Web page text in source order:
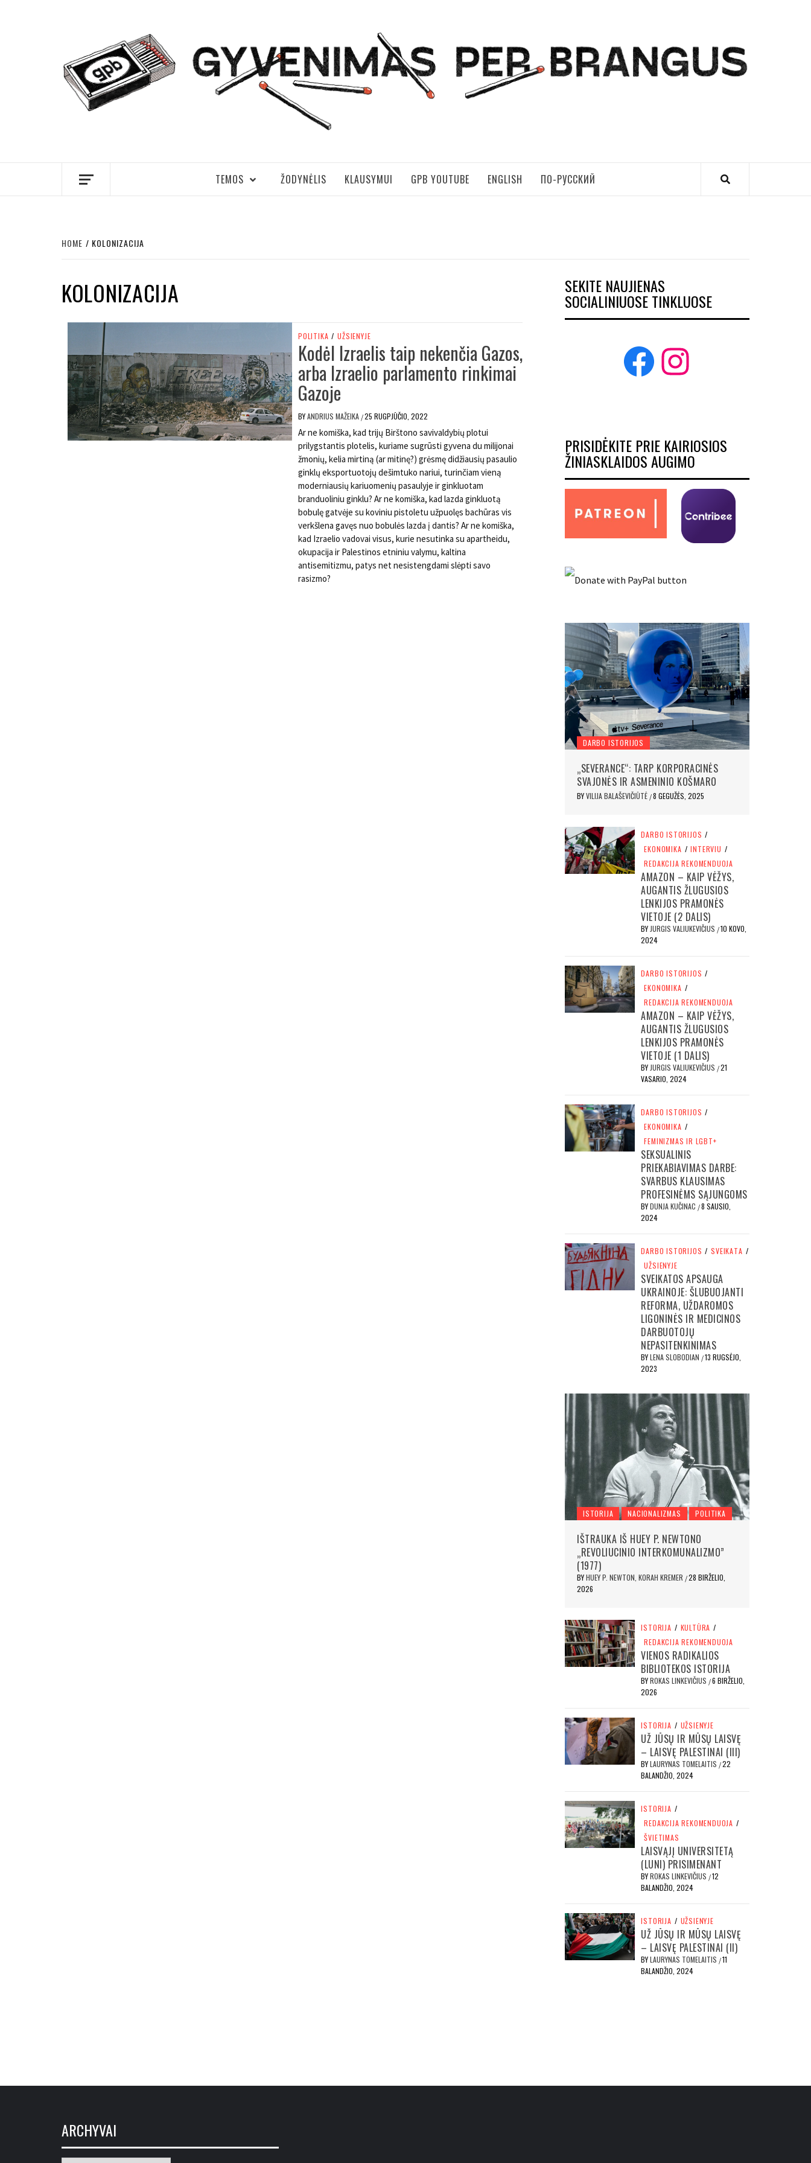
TEMOS ŽODYNĖLIS KLAUSYMUI GPB YOUTUBE ENGLISH ПО-РУССКИЙ
HOME KOLONIZACIJA
KOLONIZACIJA
POLITIKA / UŽSIENYJE
Kodėl Izraelis taip nekenčia Gazos,
arba Izraelio parlamento rinkimai
Gazoje
BYANDRIUS MAŽEIKA /25 RUGPJŪČIO, 2022
Ar ne komiška, kad trijų Birštono savivaldybių plotui
prilygstantis plotelis, kuriame sugrūsti gyvena du milijonai
žmonių, kelia mirtiną (ar mitinę?) grėsmę didžiausių pasaulio
ginklų eksportuotojų dešimtuko nariui, turinčiam vieną
moderniausių kariuomenių pasaulyje ir ginkluotam
branduoliniu ginklu? Ar ne komiška, kad lazda ginkluotą
bobulę gatvėje su koviniu pistoletu užpuolęs bachūras vis
verkšlena gavęs nuo bobulės lazda į dantis? Ar ne komiška,
kad Izraelio vadovai visus, kurie nesutinka su apartheidu,
okupacija ir Palestinos etniniu valymu, kaltina
antisemitizmu, patys net nesistengdami slėpti savo
rasizmo?
SEKITE NAUJIENAS
SOCIALINIUOSE TINKLUOSE
Facebook
Instagram
PRISIDĖKITE PRIE KAIRIOSIOS
ŽINIASKLAIDOS AUGIMO
DARBO ISTORIJOS
„SEVERANCE“: TARP KORPORACINĖS
SVAJONĖS IR ASMENINIO KOŠMARO
BYVILIJA BALAŠEVIČIŪTĖ /8 GEGUŽĖS, 2025
DARBO ISTORIJOS /
EKONOMIKA / INTERVIU /
REDAKCIJA REKOMENDUOJA
AMAZON – KAIP VĖŽYS,
AUGANTIS ŽLUGUSIOS
LENKIJOS PRAMONĖS
VIETOJE (2 DALIS)
BY JURGIS VALIUKEVIČIUS /10 KOVO,
2024
DARBO ISTORIJOS /
EKONOMIKA /
REDAKCIJA REKOMENDUOJA
AMAZON – KAIP VĖŽYS,
AUGANTIS ŽLUGUSIOS
LENKIJOS PRAMONĖS
VIETOJE (1 DALIS)
BY JURGIS VALIUKEVIČIUS /21
VASARIO, 2024
DARBO ISTORIJOS /
EKONOMIKA /
FEMINIZMAS IR LGBT+
SEKSUALINIS
PRIEKABIAVIMAS DARBE:
SVARBUS KLAUSIMAS
PROFESINĖMS SĄJUNGOMS
BYDUNJA KUČINAC /8 SAUSIO,
2024
DARBO ISTORIJOS / SVEIKATA /
UŽSIENYJE
SVEIKATOS APSAUGA
UKRAINOJE: ŠLUBUOJANTI
REFORMA, UŽDAROMOS
LIGONINĖS IR MEDICINOS
DARBUOTOJŲ
NEPASITENKINIMAS
BYLENA SLOBODIAN /13 RUGSĖJO,
2023
ISTORIJA NACIONALIZMAS POLITIKA
IŠTRAUKA IŠ HUEY P. NEWTONO
„REVOLIUCINIO INTERKOMUNALIZMO”
(1977)
BYHUEY P. NEWTON, KORAH KREMER /28 BIRŽELIO,
2026
ISTORIJA / KULTŪRA /
REDAKCIJA REKOMENDUOJA
VIENOS RADIKALIOS
BIBLIOTEKOS ISTORIJA
BYROKAS LINKEVIČIUS /6 BIRŽELIO,
2026
ISTORIJA / UŽSIENYJE
UŽ JŪSŲ IR MŪSŲ LAISVĘ
– LAISVĘ PALESTINAI (III)
BYLAURYNAS TOMELAITIS /22
BALANDŽIO, 2024
ISTORIJA /
REDAKCIJA REKOMENDUOJA /
ŠVIETIMAS
LAISVĄJĮ UNIVERSITETĄ
(LUNI) PRISIMENANT
BYROKAS LINKEVIČIUS /12
BALANDŽIO, 2024
ISTORIJA / UŽSIENYJE
UŽ JŪSŲ IR MŪSŲ LAISVĘ
– LAISVĘ PALESTINAI (II)
BYLAURYNAS TOMELAITIS /11
BALANDŽIO, 2024
ARCHYVAI